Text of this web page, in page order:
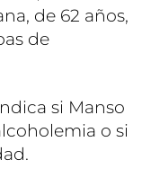
de 62 años,
de
si Manso
o si